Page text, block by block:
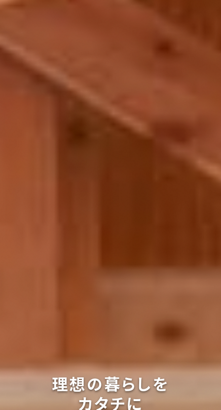
理想の暮らしを
カタチに